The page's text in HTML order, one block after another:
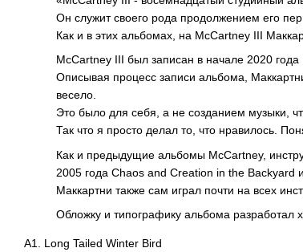
Он служит своего рода продолжением его
Как и в этих альбомах, на McCartney III
McCartney III был записан в начале 2020
Описывая процесс записи альбома,
весело.
Это было для себя, а не созданием музыки,
Так что я просто делал то, что нравилось.
Как и предыдущие альбомы McCartney,
2005 года Chaos and Creation in the Backyard
Маккартни также сам играл почти на всех
Обложку и типографику альбома
A1. Long Tailed Winter Bird